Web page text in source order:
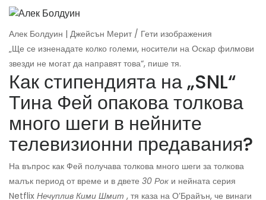
Алек Болдуин | Джейсън Мерит / Гети изображения
„Ще се изненадате колко големи, носители на Оскар филмови
звезди не могат да направят това“, пише тя.
Как стипендията на „SNL“
Тина Фей опакова толкова
много шеги в нейните
телевизионни предавания?
На въпрос как Фей получава толкова много шеги за толкова
малък период от време и в двете 30 Рок и нейната серия
Netflix Нечуплив Кими Шмит , тя каза на О’Брайън, че винаги